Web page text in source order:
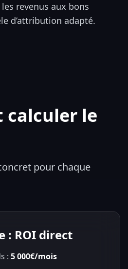
revenus aux bons
d’attribution adapté.
calculer le
pour chaque
: ROI direct
: 5 000€/mois